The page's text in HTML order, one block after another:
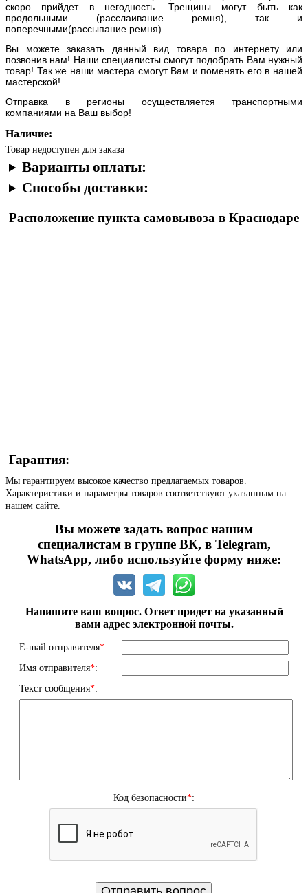
скоро прийдет в негодность. Трещины могут быть как
продольными (расслаивание ремня), так и
поперечными(рассыпание ремня).
Вы можете заказать данный вид товара по интернету или
позвонив нам! Наши специалисты смогут подобрать Вам нужный
товар! Так же наши мастера смогут Вам и поменять его в нашей
мастерской!
Отправка в регионы осуществляется транспортными
компаниями на Ваш выбор!
Наличие:
Товар недоступен для заказа
Варианты оплаты:
Способы доставки:
Расположение пункта самовывоза в Краснодаре
Гарантия:
Мы гарантируем высокое качество предлагаемых товаров.
Характеристики и параметры товаров соответствуют указанным на
нашем сайте.
Вы можете задать вопрос нашим
специалистам в группе ВК, в Telegram,
WhatsApp, либо используйте форму ниже:
Напишите ваш вопрос. Ответ придет на указанный
вами адрес электронной почты.
E-mail отправителя*:
Имя отправителя*:
Текст сообщения*:
Код безопасности*: